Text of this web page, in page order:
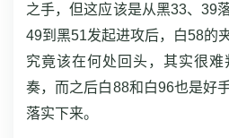
之手，但这应该是从黑33、39
49到黑51发起进攻后，白58的
究竟该在何处回头，其实很
奏，而之后白88和白96也是好
落实下来。